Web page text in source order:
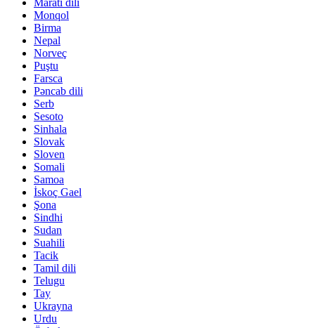
Marati dili
Monqol
Birma
Nepal
Norveç
Puştu
Farsca
Pəncab dili
Serb
Sesoto
Sinhala
Slovak
Sloven
Somali
Samoa
İskoç Gael
Şona
Sindhi
Sudan
Suahili
Tacik
Tamil dili
Telugu
Tay
Ukrayna
Urdu